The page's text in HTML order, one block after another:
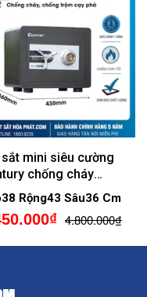
sắt mini siêu cường
chống cháy
Khóa cơ đổi mã
Rộng43 Sâu36 Cm
4.800.000₫